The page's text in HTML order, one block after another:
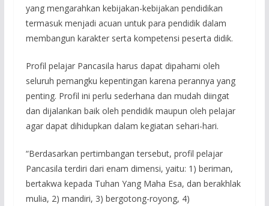
yang mengarahkan kebijakan-kebijakan pendidikan
termasuk menjadi acuan untuk para pendidik dalam
membangun karakter serta kompetensi peserta didik.
Profil pelajar Pancasila harus dapat dipahami oleh
seluruh pemangku kepentingan karena perannya yang
penting. Profil ini perlu sederhana dan mudah diingat
dan dijalankan baik oleh pendidik maupun oleh pelajar
agar dapat dihidupkan dalam kegiatan sehari-hari.
“Berdasarkan pertimbangan tersebut, profil pelajar
Pancasila terdiri dari enam dimensi, yaitu: 1) beriman,
bertakwa kepada Tuhan Yang Maha Esa, dan berakhlak
mulia, 2) mandiri, 3) bergotong-royong, 4)